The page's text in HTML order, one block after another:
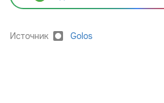
Источник Golos